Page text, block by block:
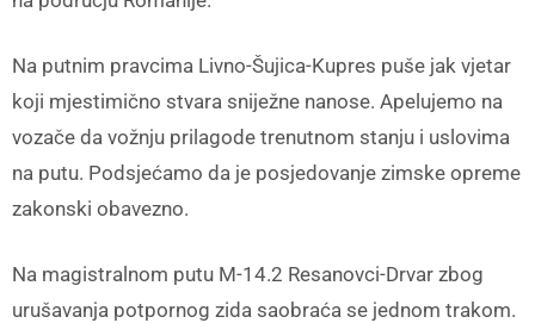
Na putnim pravcima Livno-Šujica-Kupres puše jak vjetar
koji mjestimično stvara sniježne nanose. Apelujemo na
vozače da vožnju prilagode trenutnom stanju i uslovima
na putu. Podsjećamo da je posjedovanje zimske opreme
zakonski obavezno.
Na magistralnom putu M-14.2 Resanovci-Drvar zbog
urušavanja potpornog zida saobraća se jednom trakom.